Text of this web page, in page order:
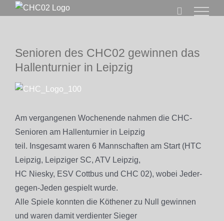
Senioren des CHC02 gewinnen das
Hallenturnier in Leipzig
Zeige
Bild
Am vergangenen Wochenende nahmen die CHC-
Senioren am Hallenturnier in Leipzig
teil. Insgesamt waren 6 Mannschaften am Start (HTC
Leipzig, Leipziger SC, ATV Leipzig,
HC Niesky, ESV Cottbus und CHC 02), wobei Jeder-
gegen-Jeden gespielt wurde.
Alle Spiele konnten die Köthener zu Null gewinnen
und waren damit verdienter Sieger